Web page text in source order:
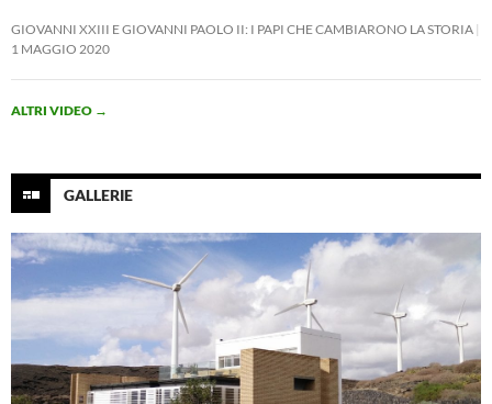
GIOVANNI XXIII E GIOVANNI PAOLO II: I PAPI CHE CAMBIARONO LA STORIA
1 MAGGIO 2020
ALTRI VIDEO →
GALLERIE